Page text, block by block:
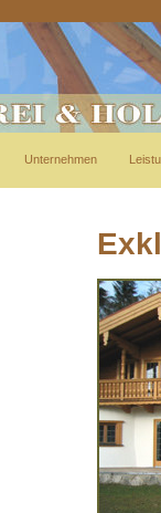
Unternehmen